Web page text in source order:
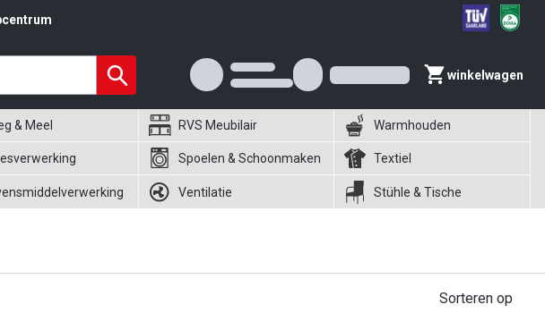
winkelwagen
& Meel RVS Meubilair Warmhouden
Spoelen & Schoonmaken Textiel
Ventilatie Stühle & Tische
Sorteren op